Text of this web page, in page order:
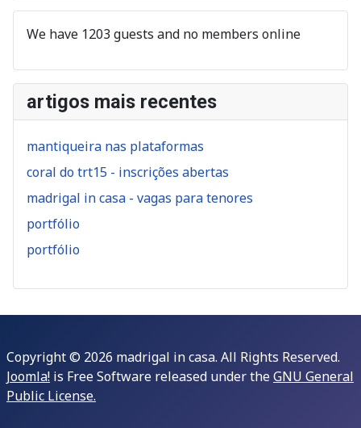
We have 1203 guests and no members online
artigos mais recentes
mantiqueira nas plataformas
coral do trt15 - inscrições abertas
madrigal in casa - vagas para tenores
portfólio
portfólio
Copyright © 2026 madrigal in casa. All Rights Reserved.
Joomla! is Free Software released under theGNU General
Public License.